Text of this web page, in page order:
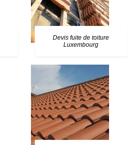
Devis fuite de toiture
Luxembourg